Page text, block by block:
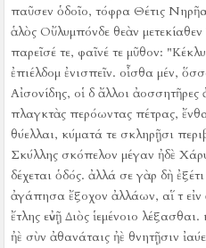
παῦσεν ὁδοῖο, τόφρα Θέτις
ἁλὸς Οὔλυμπόνδε θεὰν
παρεῖσέ τε, φαῖνέ τε μῦθον:
ἐπιέλδομ ἐνισπεῖν. οἶσθα μέν,
Αἰσονίδης, οἱ δ ἄλλοι
πλαγκτὰς περόωντας πέτρας,
θύελλαι, κύματά τε σκληρῇσι
Σκύλλης σκόπελον μέγαν ἠδὲ
δέχεται ὁδός. ἀλλά σε γὰρ δὴ
ἀγάπησα ἔξοχον ἀλλάων, αἵ τ εἰν
ἔτλης εὐνῇ Διὸς ἱεμένοιο λέξασθαι.
ἠὲ σὺν ἀθανάταις ἠὲ θνητῇσιν